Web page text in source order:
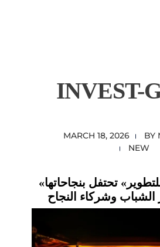
INVEST-
MARCH 18, 2026 BY
NEW
«إمباير ستيت للتطوير» تحتفل بنجاحاتها
وشركاء النجاح